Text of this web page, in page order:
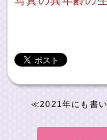
≪2021年にも書